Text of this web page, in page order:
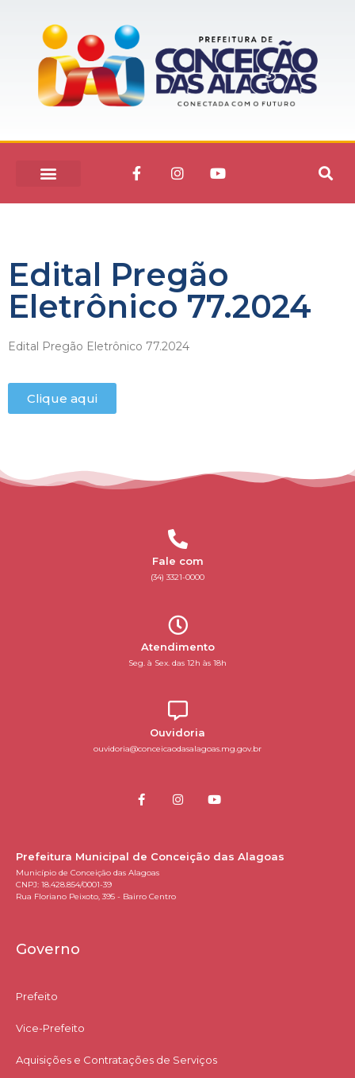
Edital Pregão
Eletrônico 77.2024
Edital Pregão Eletrônico 77.2024
Clique aqui
Fale com
(34) 3321-0000
Atendimento
Seg. à Sex. das 12h às 18h
Ouvidoria
ouvidoria@conceicaodasalagoas.mg.gov.br
Prefeitura Municipal de Conceição das Alagoas
Município de Conceição das Alagoas
CNPJ: 18.428.854/0001-39
Rua Floriano Peixoto, 395 - Bairro Centro
Governo
Prefeito
Vice-Prefeito
Aquisições e Contratações de Serviços​